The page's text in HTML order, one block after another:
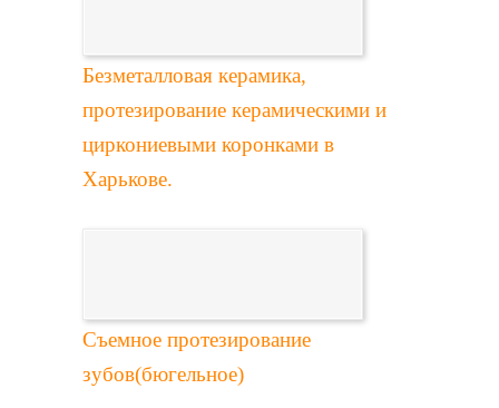
Безметалловая керамика,
протезирование керамическими и
циркониевыми коронками в
Харькове.
Съемное протезирование
зубов(бюгельное)